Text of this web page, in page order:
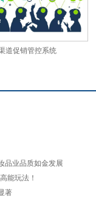
道促销管控系统
品业品质如金发展
能玩法！
著